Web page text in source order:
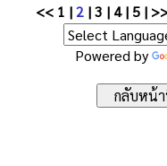
<< 1 |2 |3 | 4| 5 |
Powered by